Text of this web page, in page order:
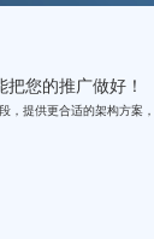
您的推广做好！
，提供更合适的架构方案